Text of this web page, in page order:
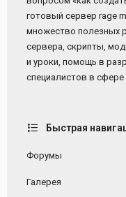
готовый сервер rage
множество полезных
сервера, скрипты,
и уроки, помощь в
специалистов в сфере
Быстрая
Форумы
Галерея